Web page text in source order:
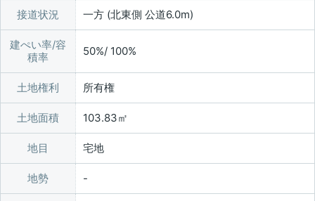
接道状況 一方 (北東側 公道6.0m)
建ぺい率/容
積率
50%/ 100%
土地権利 所有権
土地面積 103.83㎡
地目 宅地
地勢